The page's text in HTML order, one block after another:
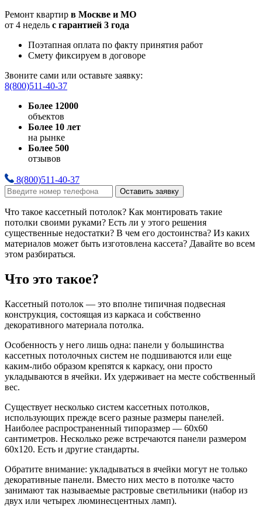
Ремонт квартир в Москве и МО
от 4 недель с гарантией 3 года
Поэтапная оплата по факту принятия работ
Смету фиксируем в договоре
Звоните сами или оставьте заявку:
8(800)511-40-37
Более 12000
объектов
Более 10 лет
на рынке
Более 500
отзывов
8(800)511-40-37
Оставить заявку
Что такое кассетный потолок? Как монтировать такие
потолки своими руками? Есть ли у этого решения
существенные недостатки? В чем его достоинства? Из каких
материалов может быть изготовлена кассета? Давайте во всем
этом разбираться.
Что это такое?
Кассетный потолок — это вполне типичная подвесная
конструкция, состоящая из каркаса и собственно
декоративного материала потолка.
Особенность у него лишь одна: панели у большинства
кассетных потолочных систем не подшиваются или еще
каким-либо образом крепятся к каркасу, они просто
укладываются в ячейки. Их удерживает на месте собственный
вес.
Существует несколько систем кассетных потолков,
использующих прежде всего разные размеры панелей.
Наиболее распространенный типоразмер — 60х60
сантиметров. Несколько реже встречаются панели размером
60х120. Есть и другие стандарты.
Обратите внимание: укладываться в ячейки могут не только
декоративные панели. Вместо них место в потолке часто
занимают так называемые растровые светильники (набор из
двух или четырех люминесцентных ламп).